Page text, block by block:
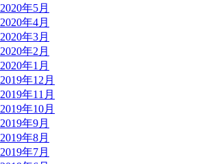
2020年5月
2020年4月
2020年3月
2020年2月
2020年1月
2019年12月
2019年11月
2019年10月
2019年9月
2019年8月
2019年7月